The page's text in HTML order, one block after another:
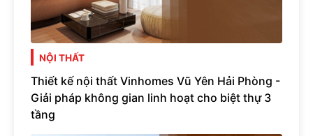
NỘI THẤT
Thiết kế nội thất Vinhomes Vũ Yên Hải Phòng -
Giải pháp không gian linh hoạt cho biệt thự 3
tầng